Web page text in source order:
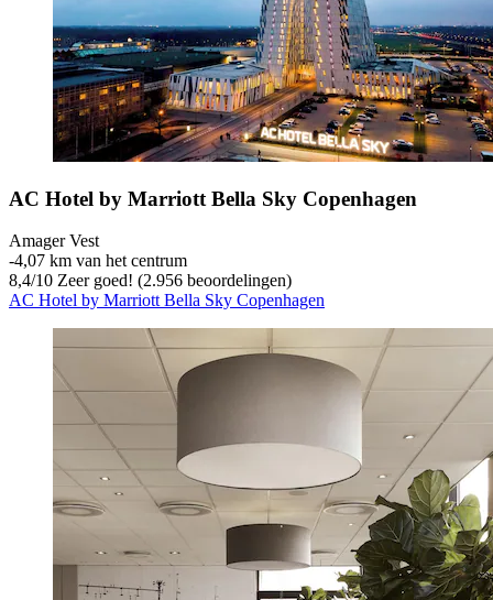
AC Hotel by Marriott Bella Sky Copenhagen
Amager Vest
‐4,07 km van het centrum
8,4/10 Zeer goed! (2.956 beoordelingen)
AC Hotel by Marriott Bella Sky Copenhagen